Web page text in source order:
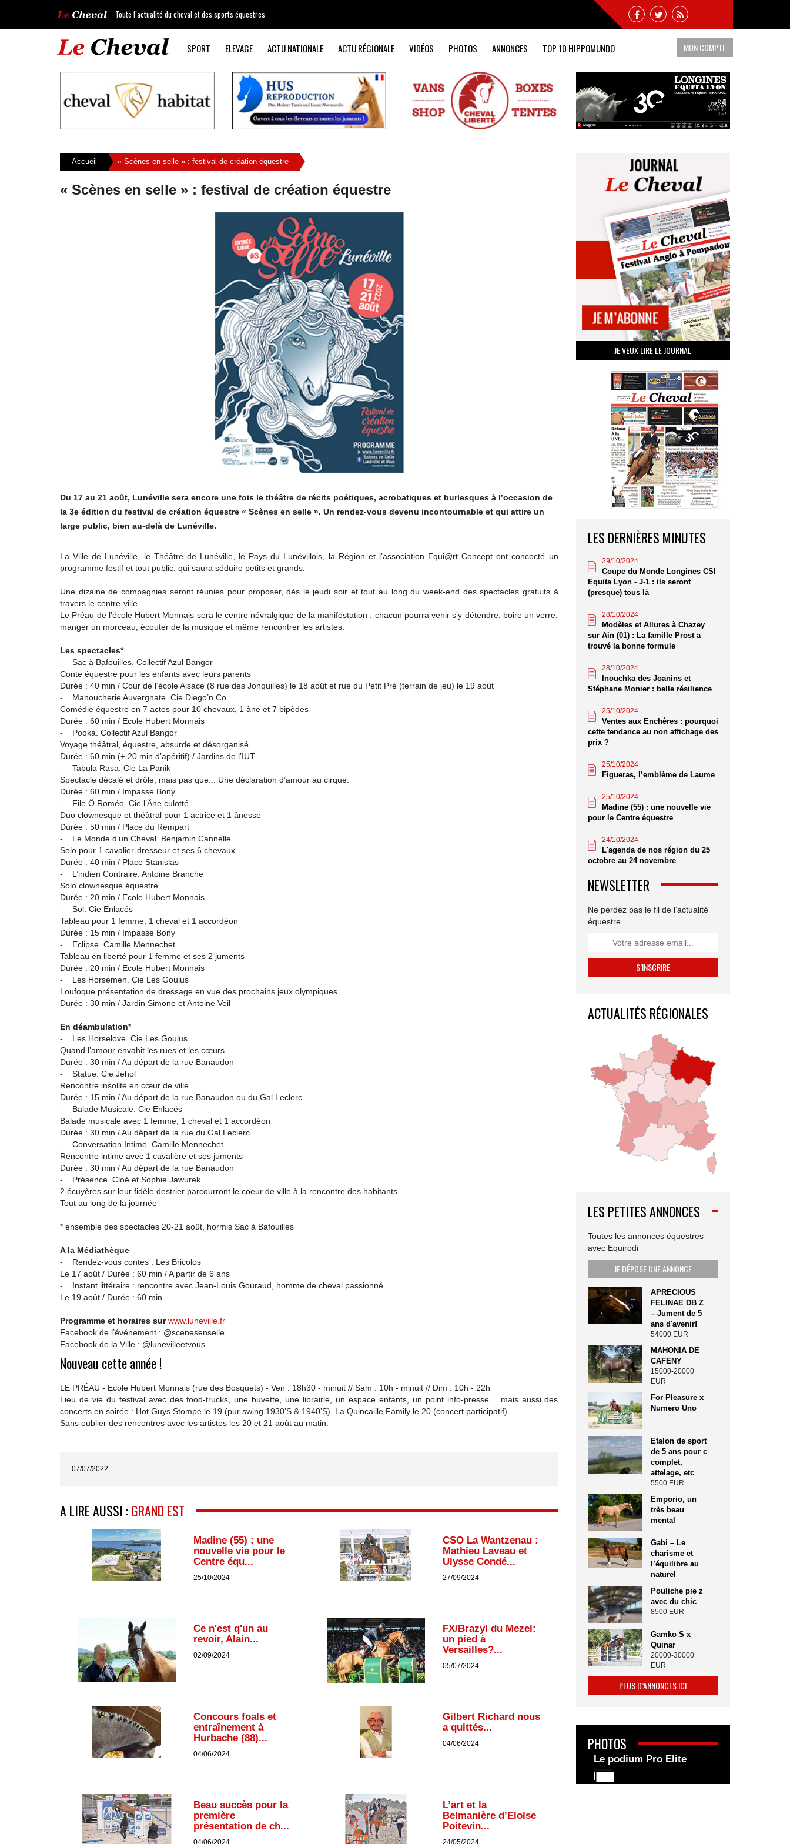
- Toute l’actualité du cheval et des sports équestres
SPORT ELEVAGE ACTU NATIONALE ACTU RÉGIONALE VIDÉOS PHOTOS ANNONCES TOP 10 HIPPOMUNDO MON COMPTE
Accueil « Scènes en selle » : festival de création équestre
« Scènes en selle » : festival de création équestre
Du 17 au 21 août, Lunéville sera encore une fois le théâtre de récits poétiques, acrobatiques et burlesques à l’occasion de
la 3e édition du festival de création équestre « Scènes en selle ». Un rendez-vous devenu incontournable et qui attire un
large public, bien au-delà de Lunéville.
La Ville de Lunéville, le Théâtre de Lunéville, le Pays du Lunévillois, la Région et l’association Equi@rt Concept ont concocté un
programme festif et tout public, qui saura séduire petits et grands.
Une dizaine de compagnies seront réunies pour proposer, dès le jeudi soir et tout au long du week-end des spectacles gratuits à
travers le centre-ville.
Le Préau de l’école Hubert Monnais sera le centre névralgique de la manifestation : chacun pourra venir s’y détendre, boire un verre,
manger un morceau, écouter de la musique et même rencontrer les artistes.
Les spectacles*
- Sac à Bafouilles. Collectif Azul Bangor
Conte équestre pour les enfants avec leurs parents
Durée : 40 min / Cour de l’école Alsace (8 rue des Jonquilles) le 18 août et rue du Petit Pré (terrain de jeu) le 19 août
- Manoucherie Auvergnate. Cie Diego’n Co
Comédie équestre en 7 actes pour 10 chevaux, 1 âne et 7 bipèdes
Durée : 60 min / Ecole Hubert Monnais
- Pooka. Collectif Azul Bangor
Voyage théâtral, équestre, absurde et désorganisé
Durée : 60 min (+ 20 min d’apéritif) / Jardins de l’IUT
- Tabula Rasa. Cie La Panik
Spectacle décalé et drôle, mais pas que... Une déclaration d’amour au cirque.
Durée : 60 min / Impasse Bony
- File Ô Roméo. Cie l’Âne culotté
Duo clownesque et théâtral pour 1 actrice et 1 ânesse
Durée : 50 min / Place du Rempart
- Le Monde d’un Cheval. Benjamin Cannelle
Solo pour 1 cavalier-dresseur et ses 6 chevaux.
Durée : 40 min / Place Stanislas
- L’indien Contraire. Antoine Branche
Solo clownesque équestre
Durée : 20 min / Ecole Hubert Monnais
- Sol. Cie Enlacés
Tableau pour 1 femme, 1 cheval et 1 accordéon
Durée : 15 min / Impasse Bony
- Eclipse. Camille Mennechet
Tableau en liberté pour 1 femme et ses 2 juments
Durée : 20 min / Ecole Hubert Monnais
- Les Horsemen. Cie Les Goulus
Loufoque présentation de dressage en vue des prochains jeux olympiques
Durée : 30 min / Jardin Simone et Antoine Veil
En déambulation*
- Les Horselove. Cie Les Goulus
Quand l’amour envahit les rues et les cœurs
Durée : 30 min / Au départ de la rue Banaudon
- Statue. Cie Jehol
Rencontre insolite en cœur de ville
Durée : 15 min / Au départ de la rue Banaudon ou du Gal Leclerc
- Balade Musicale. Cie Enlacés
Balade musicale avec 1 femme, 1 cheval et 1 accordéon
Durée : 30 min / Au départ de la rue du Gal Leclerc
- Conversation Intime. Camille Mennechet
Rencontre intime avec 1 cavalière et ses juments
Durée : 30 min / Au départ de la rue Banaudon
- Présence. Cloé et Sophie Jawurek
2 écuyères sur leur fidèle destrier parcourront le coeur de ville à la rencontre des habitants
Tout au long de la journée
* ensemble des spectacles 20-21 août, hormis Sac à Bafouilles
A la Médiathèque
- Rendez-vous contes : Les Bricolos
Le 17 août / Durée : 60 min / A partir de 6 ans
- Instant littéraire : rencontre avec Jean-Louis Gouraud, homme de cheval passionné
Le 19 août / Durée : 60 min
Programme et horaires sur www.luneville.fr
Facebook de l’événement : @scenesenselle
Facebook de la Ville : @lunevilleetvous
Nouveau cette année !
LE PRÉAU - Ecole Hubert Monnais (rue des Bosquets) - Ven : 18h30 - minuit // Sam : 10h - minuit // Dim : 10h - 22h
Lieu de vie du festival avec des food-trucks, une buvette, une librairie, un espace enfants, un point info-presse… mais aussi des
concerts en soirée : Hot Guys Stompe le 19 (pur swing 1930’S & 1940’S), La Quincaille Family le 20 (concert participatif).
Sans oublier des rencontres avec les artistes les 20 et 21 août au matin.
07/07/2022
A LIRE AUSSI :GRAND EST
Madine (55) : une
nouvelle vie pour le
Centre équ...
25/10/2024
CSO La Wantzenau :
Mathieu Laveau et
Ulysse Condé...
27/09/2024
Ce n'est q'un au
revoir, Alain...
02/09/2024
FX/Brazyl du Mezel:
un pied à
Versailles?...
05/07/2024
Concours foals et
entraînement à
Hurbache (88)...
04/06/2024
Gilbert Richard nous
a quittés...
04/06/2024
Beau succès pour la
première
présentation de ch...
L’art et la
Belmanière d’Eloïse
Poitevin...
JE VEUX LIRE LE JOURNAL
LES DERNIÈRES MINUTES
29/10/2024
Coupe du Monde Longines CSI
Equita Lyon - J-1 : ils seront
(presque) tous là
28/10/2024
Modèles et Allures à Chazey
sur Ain (01) : La famille Prost a
trouvé la bonne formule
28/10/2024
Inouchka des Joanins et
Stéphane Monier : belle résilience
25/10/2024
Ventes aux Enchères : pourquoi
cette tendance au non affichage des
prix ?
25/10/2024
Figueras, l’emblème de Laume
25/10/2024
Madine (55) : une nouvelle vie
pour le Centre équestre
24/10/2024
L'agenda de nos région du 25
octobre au 24 novembre
NEWSLETTER
Ne perdez pas le fil de l’actualité
équestre
ACTUALITÉS RÉGIONALES
LES PETITES ANNONCES
Toutes les annonces équestres
avec Equirodi
JE DÉPOSE UNE ANNONCE
APRECIOUS
FELINAE DB Z
– Jument de 5
ans d'avenir!
54000 EUR
MAHONIA DE
CAFENY
15000-20000
EUR
For Pleasure x
Numero Uno
Etalon de sport
de 5 ans pour c
complet,
attelage, etc
5500 EUR
Emporio, un
très beau
mental
Gabi – Le
charisme et
l’équilibre au
naturel
Pouliche pie z
avec du chic
8500 EUR
Gamko S x
Quinar
20000-30000
EUR
PLUS D’ANNONCES ICI
PHOTOS
Le podium Pro Elite